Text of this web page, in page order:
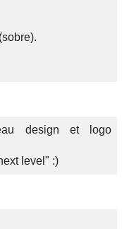
design et logo
level" :)